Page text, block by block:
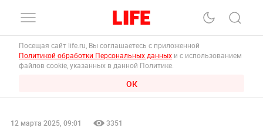
Посещая сайт life.ru, Вы соглашаетесь с приложенной
Политикой обработки Персональных данных и с использованием
файлов cookie, указанных в данной Политике.
ОК
12 марта 2025, 09:01 3351